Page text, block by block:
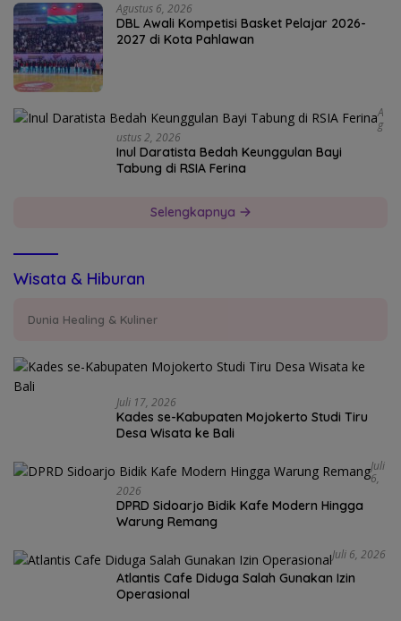
Agustus 6, 2026
DBL Awali Kompetisi Basket Pelajar 2026-
2027 di Kota Pahlawan
A
G
Ustus 2, 2026
Inul Daratista Bedah Keunggulan Bayi
Tabung di RSIA Ferina
Selengkapnya
Wisata & Hiburan
Dunia Healing & Kuliner
Juli 17, 2026
Kades se-Kabupaten Mojokerto Studi Tiru
Desa Wisata ke Bali
Juli
6,
2026
DPRD Sidoarjo Bidik Kafe Modern Hingga
Warung Remang
Juli 6, 2026
Atlantis Cafe Diduga Salah Gunakan Izin
Operasional